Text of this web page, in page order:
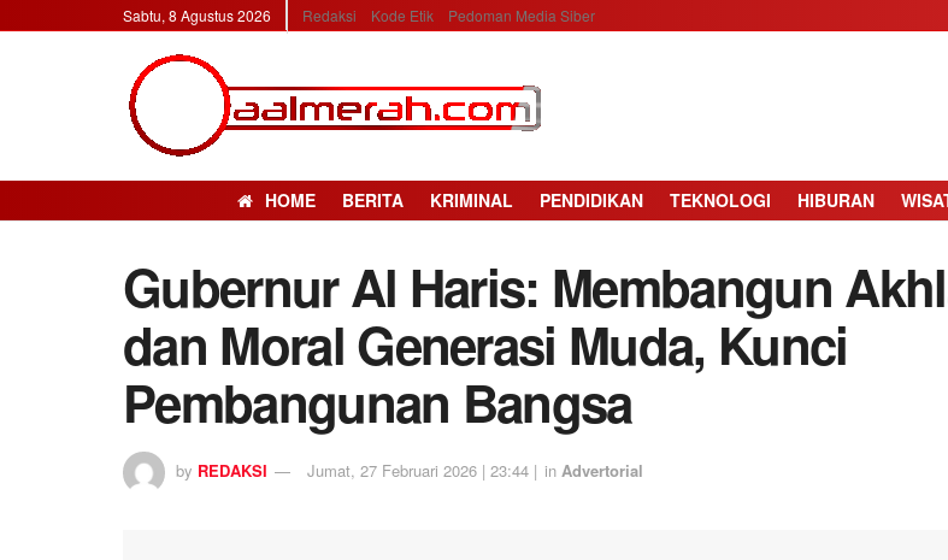
Sabtu, 8 Agustus 2026 Redaksi Kode Etik Pedoman Media Siber
HOME BERITA KRIMINAL PENDIDIKAN TEKNOLOGI HIBURAN
Gubernur Al Haris: Membangun
dan Moral Generasi Muda, Kunci
Pembangunan Bangsa
by REDAKSI Jumat, 27 Februari 2026 | 23:44 | in Advertorial